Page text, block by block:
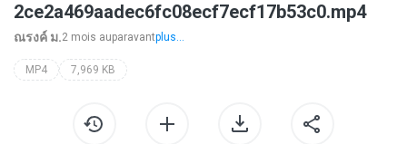
2ce2a469aadec6fc08ecf7ecf17b53c0.mp4
ณรงค์ ม.2 mois auparavantplus...
MP4 7,969 KB